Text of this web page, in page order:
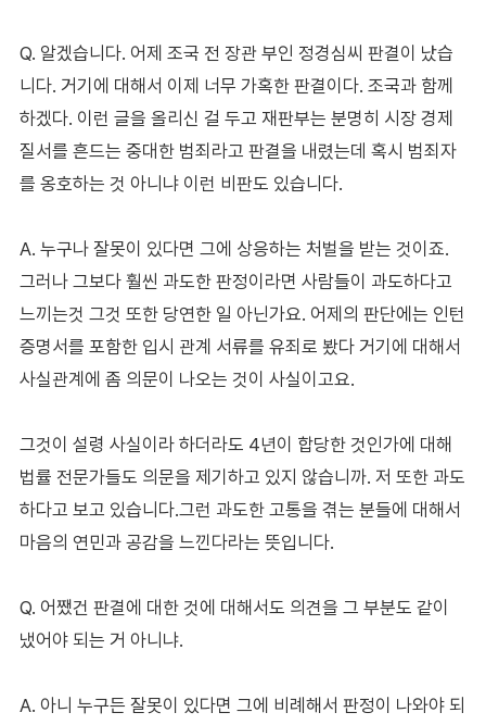
Q. 알겠습니다. 어제 조국 전 장관 부인 정경심씨 판결이 났습
니다. 거기에 대해서 이제 너무 가혹한 판결이다. 조국과 함께
하겠다. 이런 글을 올리신 걸 두고 재판부는 분명히 시장 경제
질서를 흔드는 중대한 범죄라고 판결을 내렸는데 혹시 범죄자
를 옹호하는 것 아니냐 이런 비판도 있습니다.
A. 누구나 잘못이 있다면 그에 상응하는 처벌을 받는 것이죠.
그러나 그보다 훨씬 과도한 판정이라면 사람들이 과도하다고
느끼는것 그것 또한 당연한 일 아닌가요. 어제의 판단에는 인턴
증명서를 포함한 입시 관계 서류를 유죄로 봤다 거기에 대해서
사실관계에 좀 의문이 나오는 것이 사실이고요.
그것이 설령 사실이라 하더라도 4년이 합당한 것인가에 대해
법률 전문가들도 의문을 제기하고 있지 않습니까. 저 또한 과도
하다고 보고 있습니다.그런 과도한 고통을 겪는 분들에 대해서
마음의 연민과 공감을 느낀다라는 뜻입니다.
Q. 어쨌건 판결에 대한 것에 대해서도 의견을 그 부분도 같이
냈어야 되는 거 아니냐.
A. 아니 누구든 잘못이 있다면 그에 비례해서 판정이 나와야 되